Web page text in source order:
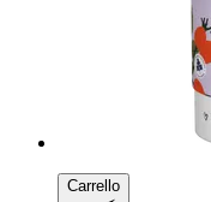
Carrello